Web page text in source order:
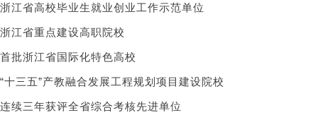
浙江省高校毕业生就业创业工作示范单位
浙江省重点建设高职院校
首批浙江省国际化特色高校
“十三五”产教融合发展工程规划项目建设院校
连续三年获评全省综合考核先进单位